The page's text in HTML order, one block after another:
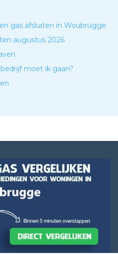
gas afsluiten in Woubrugge
augustus 2026
moet ik gaan?